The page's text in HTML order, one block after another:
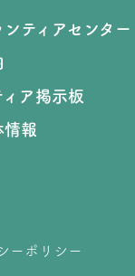
ティアセンター
ィア掲示板
情報
ーポリシー